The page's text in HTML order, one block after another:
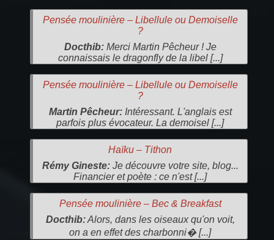
Pensée moulinière – Libellule ou Demoiselle
?
Docthib:Merci Martin Pêcheur ! Je
connaissais le dragonfly de la libel [...]
Pensée moulinière – Libellule ou Demoiselle
?
Martin Pêcheur:Intéressant. L'anglais est
parfois plus évocateur. La demoisel [...]
Haïku – Tithon
Rémy Gineste:Je découvre votre site, blog...
Financier et poète : ce n'est [...]
Pensée moulinière – Bec & Breakfast
Docthib:Alors, dans les oiseaux qu'on voit,
on a en effet des charbonni� [...]